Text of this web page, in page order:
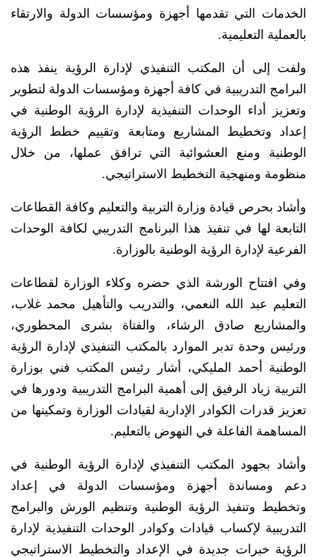
الخدمات التي تقدمها أجهزة ومؤسسات الدولة والارتقاء
بالعملية التعليمية.
ولفت إلى أن المكتب التنفيذي لإدارة الرؤية ينفذ هذه
البرامج التدريبية في كافة أجهزة ومؤسسات الدولة لتطوير
وتعزيز أداء الوحدات التنفيذية لإدارة الرؤية الوطنية في
إعداد وتخطيط المشاريع ومتابعة وتقييم خطط الرؤية
الوطنية ومنع العشوائية التي ترافق عملها، من خلال
منظومة ومنهجية التخطيط الاستراتيجي.
وأشاد بحرص قيادة وزارة التربية والتعليم وكافة القطاعات
التابعة لها في تنفيذ هذا البرنامج التدريبي لكافة الوحدات
الفرعية لإدارة الرؤية الوطنية بالوزارة.
وفي افتتاح الورشة الذي حضره وكلاء الوزارة لقطاعات
التعليم عبد الله النعمي، والتدريب والتأهيل محمد غلاب،
والمشاريع صادق الرشاء، والفتاة بشرى المحطوري،
ورئيس وحدة تدبر الموارد بالمكتب التنفيذي لإدارة الرؤية
الوطنية أحمد المليكي، أشار رئيس المكتب فني بوزارة
التربية زياد الرفيق إلى أهمية البرامج التدريبية ودورها في
تعزيز قدرات الكوادر الإدارية لقيادات الوزارة وتمكينها من
المساهمة الفاعلة في النهوض بالتعليم.
وأشاد بجهود المكتب التنفيذي لإدارة الرؤية الوطنية في
دعم ومساندة أجهزة ومؤسسات الدولة في إعداد
وتخطيط وتنفيذ الرؤية الوطنية وتنظيم الورش والبرامج
التدريبية لإكساب قيادات وكوادر الوحدات التنفيذية لإدارة
الرؤية خبرات جديدة في الإعداد والتخطيط الاستراتيجي